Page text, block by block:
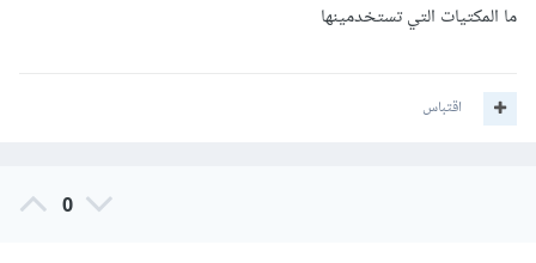
ما المكتيات التي تستخدمينها
اقتباس
0